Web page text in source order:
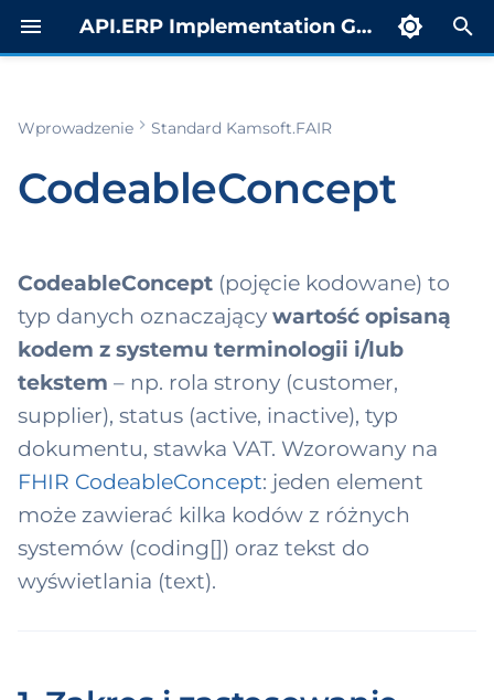
API.ERP Implementation Guide
z
j
p
i
a
ć
,
a
(URI)
to-Pay i
(Invoice)
produktu
level cost
report
żądaniowy
rozgłoszeniowy
notyfikacyjny
raportowy
dla
(APIM)
domeny → 9
MP Profil CDA
Przykłady XML
Scenariusz
skierowania
Scenariusz
orzeczenia
Wprowadzenie Standard Kamsoft.FAIR
CodeableConcept
CodeableConcept (pojęcie kodowane) to
typ danych oznaczający wartość opisaną
kodem z systemu terminologii i/lub
tekstem – np. rola strony (customer,
supplier), status (active, inactive), typ
dokumentu, stawka VAT. Wzorowany na
FHIR CodeableConcept: jeden element
może zawierać kilka kodów z różnych
systemów (coding[]) oraz tekst do
wyświetlania (text).